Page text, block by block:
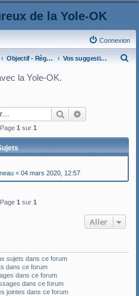
de la Yole-OK
Connexion
Objectif - Règles et usages du forum Yole-OK Vos suggestions
la Yole-OK.
Rechercher
1 sur 1
« 04 mars 2020, 12:57
1 sur 1
Aller
sujets dans ce forum
dans ce forum
dans ce forum
dans ce forum
jointes dans ce forum